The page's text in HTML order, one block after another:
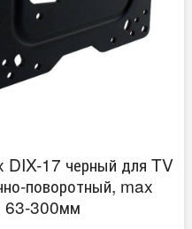
DIX-17 черный для TV
поворотный, max
63-300мм